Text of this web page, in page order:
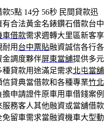
5點 14分 56秒 民間貸款迅
有合法黃金名錶鑽石借款台中
車借款需求週轉大里區新客享
用 台中票貼融資誠信各行各
金調度夥伴屏東當舖提供多元
貸款用途滿足需求北屯當舖
貸典當借款和各種專業竹北
申請證件原車用車借錢案例
服務客人其他融資或當舖借款
留車需求當融資機車大型動